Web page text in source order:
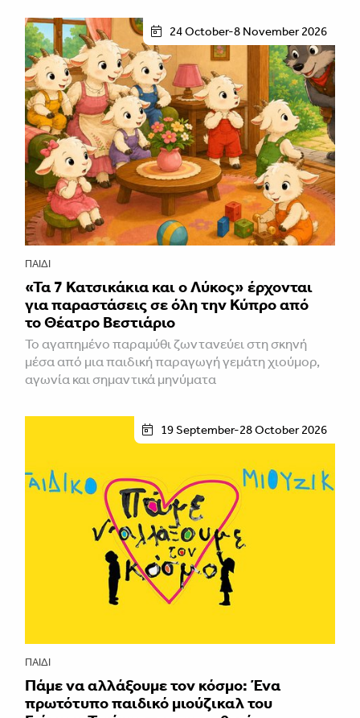
24 October-8 November 2026
ΠΑΙΔΊ
«Τα 7 Κατσικάκια και ο Λύκος» έρχονται
για παραστάσεις σε όλη την Κύπρο από
το Θέατρο Βεστιάριο
Το αγαπημένο παραμύθι ζωντανεύει στη σκηνή
μέσα από μια παιδική παραγωγή γεμάτη χιούμορ,
αγωνία και σημαντικά μηνύματα
19 September-28 October 2026
ΠΑΙΔΊ
Πάμε να αλλάξουμε τον κόσμο: Ένα
πρωτότυπο παιδικό μιούζικαλ του